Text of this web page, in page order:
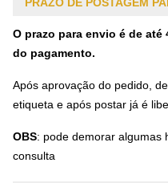
O prazo para envio é de
do pagamento.
Após aprovação do pedido,
etiqueta e após postar já é
OBS: pode demorar algumas
consulta